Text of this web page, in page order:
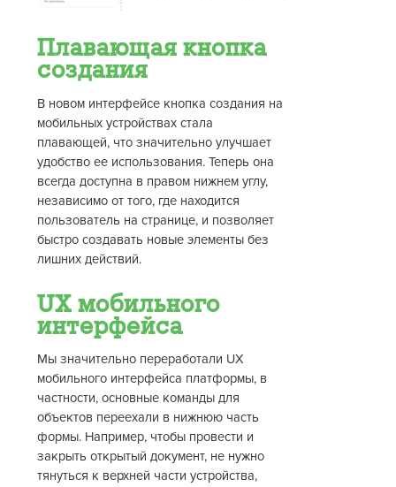
Плавающая кнопка
создания
В новом интерфейсе кнопка создания на
мобильных устройствах стала
плавающей, что значительно улучшает
удобство ее использования. Теперь она
всегда доступна в правом нижнем углу,
независимо от того, где находится
пользователь на странице, и позволяет
быстро создавать новые элементы без
лишних действий.
UX мобильного
интерфейса
Мы значительно переработали UX
мобильного интерфейса платформы, в
частности, основные команды для
объектов переехали в нижнюю часть
формы. Например, чтобы провести и
закрыть открытый документ, не нужно
тянуться к верхней части устройства,